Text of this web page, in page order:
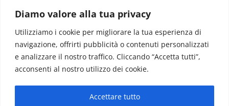
Diamo valore alla tua privacy
Utilizziamo i cookie per migliorare la tua esperienza di
navigazione, offrirti pubblicità o contenuti personalizzati
e analizzare il nostro traffico. Cliccando “Accetta tutti”,
acconsenti al nostro utilizzo dei cookie.
Accettare tutto
Redazione: redazione@www.martinasera.it
Direttore:direttore@www.martinasera.it
Info & Commerciale:info@www.martinasera.it